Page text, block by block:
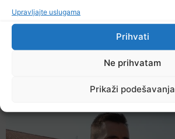
Upravljajte uslugama
Prihvati
Ne prihvatam
Prikaži podešavanja